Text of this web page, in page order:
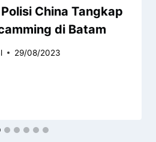
China Tangkap
di Batam
29/08/2023